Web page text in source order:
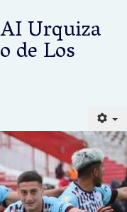
Urquiza
de Los